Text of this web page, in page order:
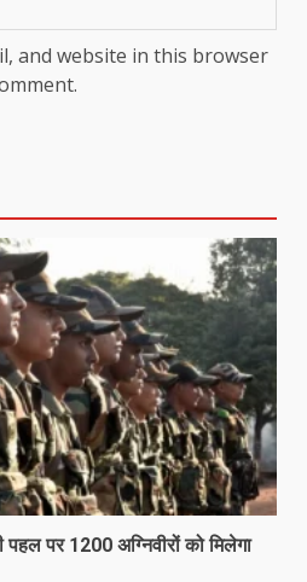
and website in this browser
पहल पर 1200 अग्निवीरों को मिलेगा